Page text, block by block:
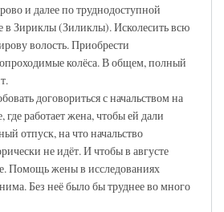
и далее по труднодоступной
в Зириклы (Зиликлы). Исколесить всю
волость. Приобрести
колёса. В общем, полный
договориться с начальством на
где работает жена, чтобы ей дали
отпуск, на что начальство
не идёт. И чтобы в августе
Помощь жены в исследованиях
Без неё было бы труднее во много